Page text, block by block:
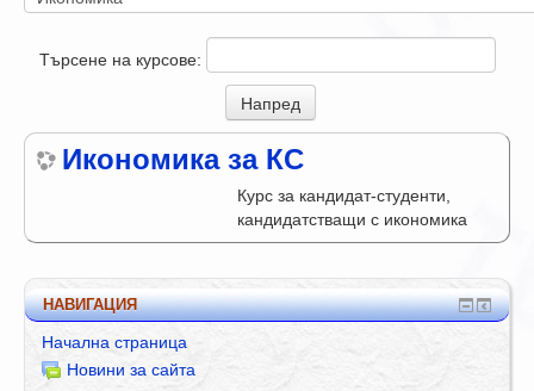
Търсене на курсове:
Икономика за КС
Курс за кандидат-студенти,
кандидатстващи с икономика
НАВИГАЦИЯ
Начална страница
Новини за сайта